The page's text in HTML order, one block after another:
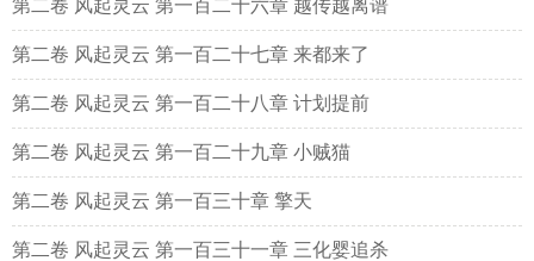
第二卷 风起灵云 第一百二十六章 越传越离谱
第二卷 风起灵云 第一百二十七章 来都来了
第二卷 风起灵云 第一百二十八章 计划提前
第二卷 风起灵云 第一百二十九章 小贼猫
第二卷 风起灵云 第一百三十章 擎天
第二卷 风起灵云 第一百三十一章 三化婴追杀